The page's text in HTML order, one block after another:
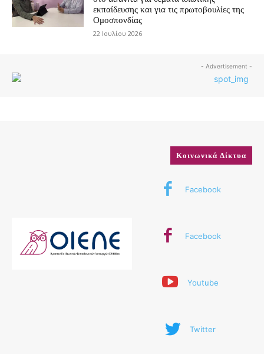
εκπαίδευσης και για τις πρωτοβουλίες της
Ομοσπονδίας
22 Ιουλίου 2026
- Advertisement -
Κοινωνικά Δίκτυα
Facebook
Facebook
Youtube
Twitter